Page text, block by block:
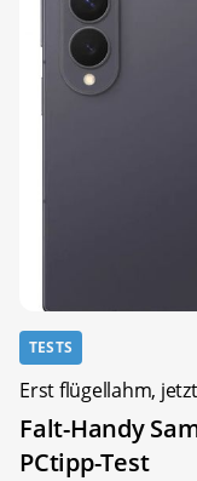
TESTS
Erst flügellahm,
Falt-Handy
PCtipp-Test